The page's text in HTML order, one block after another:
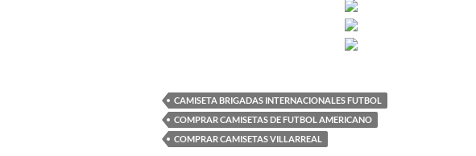
CAMISETA BRIGADAS INTERNACIONALES FUTBOL
COMPRAR CAMISETAS DE FUTBOL AMERICANO
COMPRAR CAMISETAS VILLARREAL